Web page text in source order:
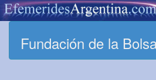
Fundación de la